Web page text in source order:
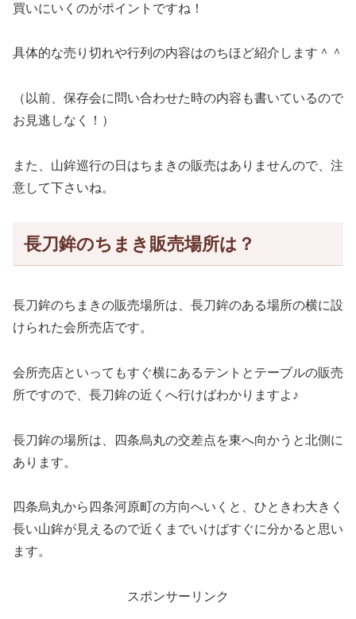
買いにいくのがポイントですね！
具体的な売り切れや行列の内容はのちほど紹介します＾＾
（以前、保存会に問い合わせた時の内容も書いているので
お見逃しなく！）
また、山鉾巡行の日はちまきの販売はありませんので、注
意して下さいね。
長刀鉾のちまき販売場所は？
長刀鉾のちまきの販売場所は、長刀鉾のある場所の横に設
けられた会所売店です。
会所売店といってもすぐ横にあるテントとテーブルの販売
所ですので、長刀鉾の近くへ行けばわかりますよ♪
長刀鉾の場所は、四条烏丸の交差点を東へ向かうと北側に
あります。
四条烏丸から四条河原町の方向へいくと、ひときわ大きく
長い山鉾が見えるので近くまでいけばすぐに分かると思い
ます。
スポンサーリンク